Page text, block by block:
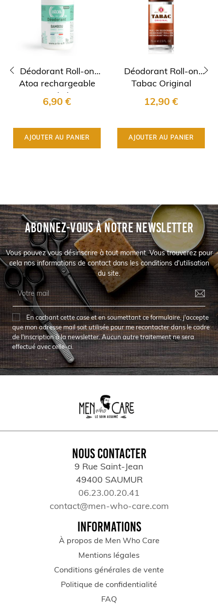
Déodorant Roll-on
Atoa rechargeable
Pierre d'alun &
Bambou
6,90 €
AJOUTER AU PANIER
Déodorant Roll-on
Tabac Original
12,90 €
AJOUTER AU PANIER
ABONNEZ-VOUS À NOTRE NEWSLETTER
Vous pouvez vous désinscrire à tout moment. Vous trouverez pour
cela nos informations de contact dans les conditions d'utilisation
du site.
En cochant cette case et en soumettant ce formulaire, j'accepte
que mon adresse mail soit utilisée pour me recontacter dans le cadre
de l'inscription à la newsletter. Aucun autre traitement ne sera
effectué avec celle-ci.
NOUS CONTACTER
9 Rue Saint-Jean
49400 SAUMUR
06.23.00.20.41
contact@men-who-care.com
INFORMATIONS
À propos de Men Who Care
Mentions légales
Conditions générales de vente
Politique de confidentialité
FAQ